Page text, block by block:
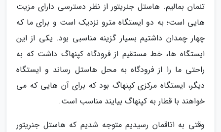
تنمان بمالیم. هاستل جنریتور از نظر دسترسی دارای مزیت
هایی است؛ به دو ایستگاه مترو نزدیک است و برای ما که
چهار چمدان داشتیم بسیار گزینه مناسبی بود. یکی از این
ایستگاه ها، خط مستقیم از فرودگاه کپنهاگ داشت که به
راحتی ما را از فرودگاه به محل هاستل رساند و ایستگاه
دیگر، ایستگاه مرکزی کپنهاگ بود که برای آن هایی که می
خواهند با قطار به کپنهاگ بیایند مناسب است.
وقتی به اتاقمان رسیدیم متوجه شدیم که هاستل جنریتور